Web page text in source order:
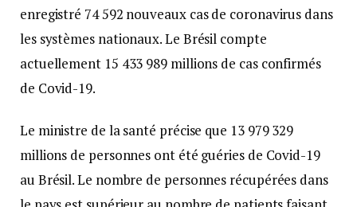
enregistré 74 592 nouveaux cas de coronavirus dans
les systèmes nationaux. Le Brésil compte
actuellement 15 433 989 millions de cas confirmés
de Covid-19.
Le ministre de la santé précise que 13 979 329
millions de personnes ont été guéries de Covid-19
au Brésil. Le nombre de personnes récupérées dans